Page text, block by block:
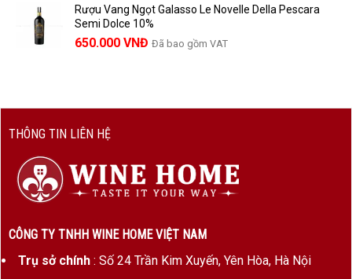
Rượu Vang Ngọt Galasso Le Novelle Della Pescara
Semi Dolce 10%
650.000 VNĐ Đã bao gồm VAT
THÔNG TIN LIÊN HỆ
CÔNG TY TNHH WINE HOME VIỆT NAM
Trụ sở chính: Số 24 Trần Kim Xuyến, Yên Hòa, Hà Nội